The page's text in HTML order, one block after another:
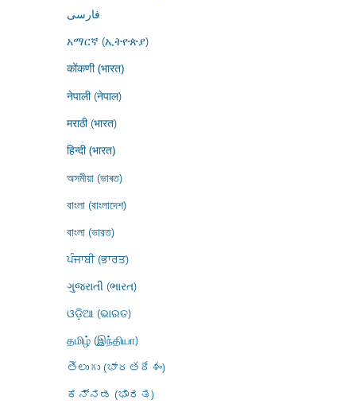
فارسى
አማርኛ (ኢትዮጵያ)
कोंकणी (भारत)
नेपाली (नेपाल)
मराठी (भारत)
हिन्दी (भारत)
অসমীয়া (ভাৰত)
বাংলা (বাংলাদেশ)
বাংলা (ভারত)
ਪੰਜਾਬੀ (ਭਾਰਤ)
ગુજરાતી (ભારત)
ଓଡ଼ିଆ (ଭାରତ)
தமிழ் (இந்தியா)
తెలుగు (భారతదేశం)
ಕನ್ನಡ (ಭಾರತ)